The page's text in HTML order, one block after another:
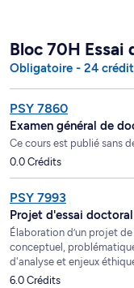
Bloc 70H
Obligatoire - 24
PSY 7860
Examen général de
Ce cours est publié sans
0.0 Crédits
PSY 7993
Projet d'essai doctoral
Élaboration d’un projet
conceptuel,
d'analyse et enjeux
6.0 Crédits